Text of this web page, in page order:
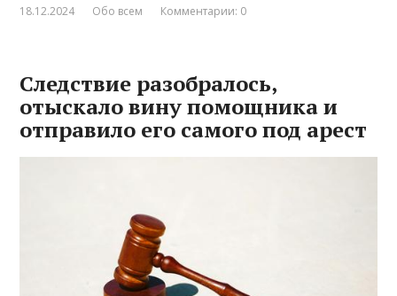
18.12.2024 Обо всем Комментарии: 0
Следствие разобралось,
отыскало вину помощника и
отправило его самого под арест